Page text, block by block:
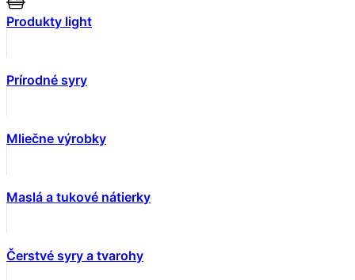
Produkty light
Prírodné syry
Mliečne výrobky
Maslá a tukové nátierky
Čerstvé syry a tvarohy